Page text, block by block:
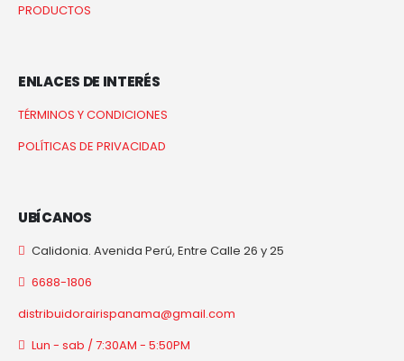
PRODUCTOS
ENLACES DE INTERÉS
TÉRMINOS Y CONDICIONES
POLÍTICAS DE PRIVACIDAD
UBÍCANOS
Calidonia. Avenida Perú, Entre Calle 26 y 25
6688-1806
distribuidorairispanama@gmail.com
Lun - sab / 7:30AM - 5:50PM